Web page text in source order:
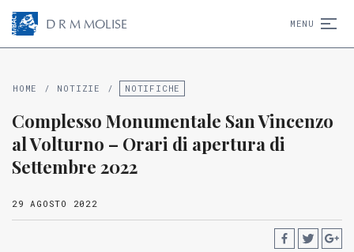
D R M MOLISE MENU
HOME / NOTIZIE / NOTIFICHE
Complesso Monumentale San Vincenzo
al Volturno – Orari di apertura di
Settembre 2022
29 AGOSTO 2022